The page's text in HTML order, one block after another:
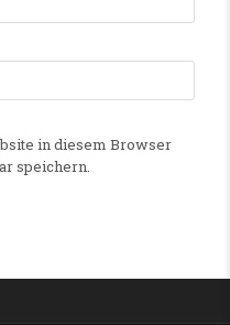
in diesem Browser
speichern.